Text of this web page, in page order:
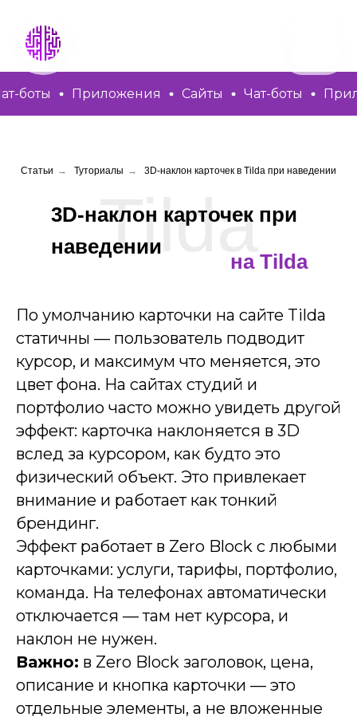
Приложения Сайты Чат-боты
Статьи → Туториалы → 3D-наклон карточек в Tilda при наведении
Tildaна Tilda
3D-наклон карточек при
наведении
По умолчанию карточки на сайте Tilda
статичны — пользователь подводит
курсор, и максимум что меняется, это
цвет фона. На сайтах студий и
портфолио часто можно увидеть другой
эффект: карточка наклоняется в 3D
вслед за курсором, как будто это
физический объект. Это привлекает
внимание и работает как тонкий
брендинг.
Эффект работает в Zero Block с любыми
карточками: услуги, тарифы, портфолио,
команда. На телефонах автоматически
отключается — там нет курсора, и
наклон не нужен.
Важно: в Zero Block заголовок, цена,
описание и кнопка карточки — это
отдельные элементы, а не вложенные